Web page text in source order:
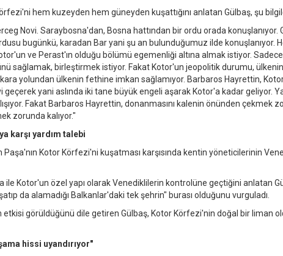
hem kuzeyden hem güneyden kuşattığını anlatan Gülbaş, şu
Novi. Saraybosna'dan, Bosna hattından bir ordu orada konuşlanıyor.
bugünkü, karadan Bar yani şu an bulunduğumuz ilde konuşlanıyor.
ve Perast'ın olduğu bölümü egemenliği altına almak istiyor. Sadece
sağlamak, birleştirmek istiyor. Fakat Kotor'un jeopolitik durumu,
kara yolundan ülkenin fethine imkan sağlamıyor. Barbaros Hayrettin,
geçerek yani aslında iki tane büyük engeli aşarak Kotor'a kadar geliyor.
Fakat Barbaros Hayrettin, donanmasını kalenin önünden çekmek
zorunda kalıyor."
karşı yardım talebi
Paşa'nın Kotor Körfezi'ni kuşatması karşısında kentin yöneticilerinin
ile Kotor'un özel yapı olarak Venediklilerin kontrolüne geçtiğini anlatan
da alamadığı Balkanlar'daki tek şehrin" burası olduğunu vurguladı.
görüldüğünü dile getiren Gülbaş, Kotor Körfezi'nin doğal bir liman
hissi uyandırıyor"